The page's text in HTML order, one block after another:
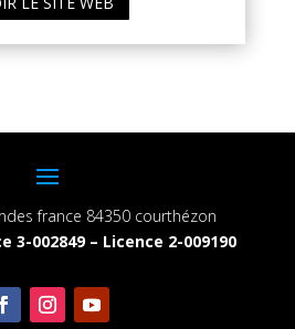
france 84350 courthézon
3-002849 – Licence 2-009190